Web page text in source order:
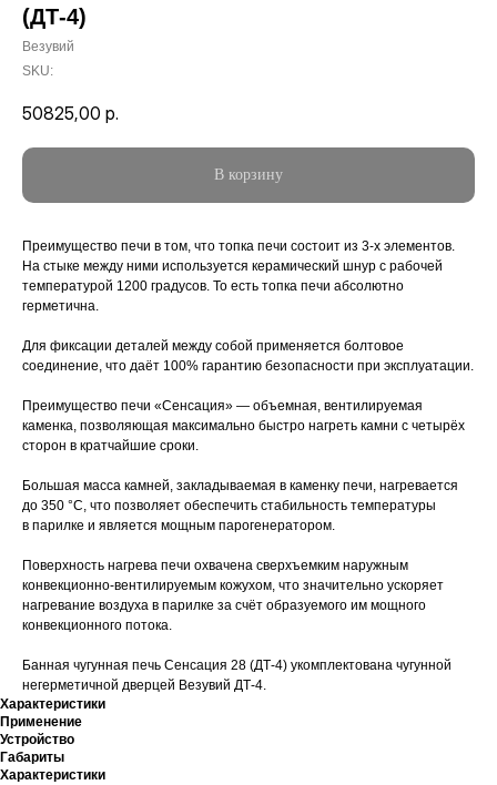
(ДТ-4)
Везувий
SKU:
50825,00 р.
В корзину
Преимущество печи в том, что топка печи состоит из 3-х элементов.
На стыке между ними используется керамический шнур с рабочей
температурой 1200 градусов. То есть топка печи абсолютно
герметична.
Для фиксации деталей между собой применяется болтовое
соединение, что даёт 100% гарантию безопасности при эксплуатации.
Преимущество печи «Сенсация» — объемная, вентилируемая
каменка, позволяющая максимально быстро нагреть камни с четырёх
сторон в кратчайшие сроки.
Большая масса камней, закладываемая в каменку печи, нагревается
до 350 °C, что позволяет обеспечить стабильность температуры
в парилке и является мощным парогенератором.
Поверхность нагрева печи охвачена сверхъемким наружным
конвекционно-вентилируемым кожухом, что значительно ускоряет
нагревание воздуха в парилке за счёт образуемого им мощного
конвекционного потока.
Банная чугунная печь Сенсация 28 (ДТ-4) укомплектована чугунной
негерметичной дверцей Везувий ДТ-4.
Характеристики
Применение
Устройство
Габариты
Характеристики